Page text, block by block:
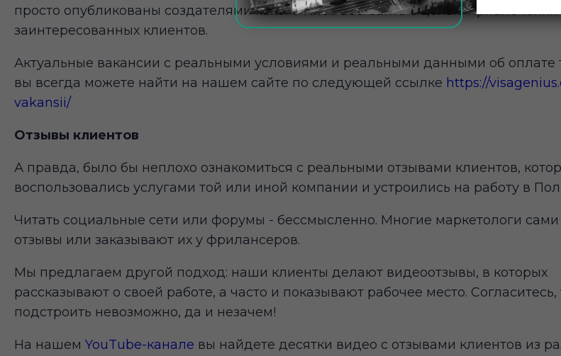
просто опубликованы создателями какого-либо веб-сайта с целью привлечения
заинтересованных клиентов.
Актуальные вакансии с реальными условиями и реальными данными об оплате
вы всегда можете найти на нашем сайте по следующей ссылке https://
vakansii/
Отзывы клиентов
А правда, было бы неплохо ознакомиться с реальными отзывами клиентов,
воспользовались услугами той или иной компании и устроились на работу в
Читать социальные сети или форумы - бессмысленно. Многие маркетологи
отзывы или заказывают их у фрилансеров.
Мы предлагаем другой подход: наши клиенты делают видеоотзывы, в которых
рассказывают о своей работе, а часто и показывают рабочее место. Согласитесь,
подстроить невозможно, да и незачем!
На нашем YouTube-канале вы найдете десятки видео с отзывами клиентов из